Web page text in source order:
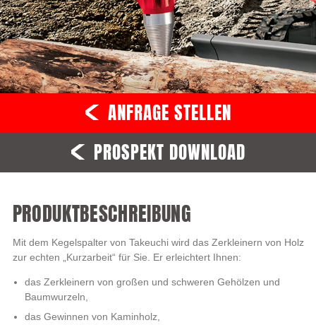
ANFRAGE STELLEN
PROSPEKT DOWNLOAD
PRODUKTBESCHREIBUNG
Mit dem Kegelspalter von Takeuchi wird das Zerkleinern von Holz
zur echten „Kurzarbeit“ für Sie. Er erleichtert Ihnen:
das Zerkleinern von großen und schweren Gehölzen und
Baumwurzeln,
das Gewinnen von Kaminholz,